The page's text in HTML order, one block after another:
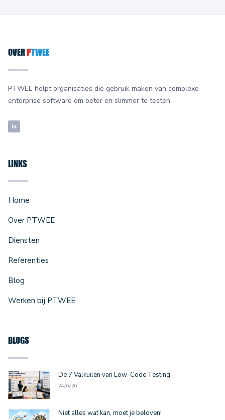
OVER PTWEE
PTWEE helpt organisaties die gebruik maken van complexe
enterprise software om beter en slimmer te testen.
LINKS
Home
Over PTWEE
Diensten
Referenties
Blog
Werken bij PTWEE
BLOGS
De 7 Valkuilen van Low-Code Testing
24/6/26
Niet alles wat kan, moet je beloven!